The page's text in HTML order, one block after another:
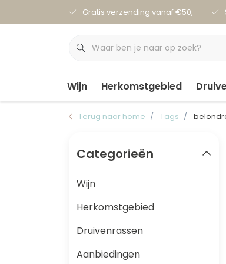
Gratis verzending vanaf €50,-
Wijn Herkomstgebied
Terug naar home Tags
Categorieën
Wijn
Herkomstgebied
Druivenrassen
Aanbiedingen